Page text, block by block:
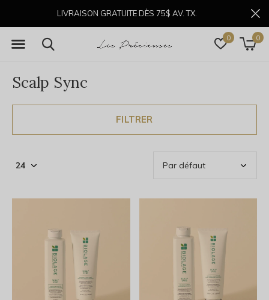
0 0
LIVRAISON GRATUITE DÈS 75$ AV. TX.
Scalp Sync
FILTRER